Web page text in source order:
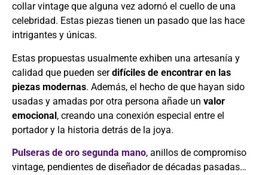
collar vintage que alguna vez adornó el cuello de una
celebridad. Estas piezas tienen un pasado que las hace
intrigantes y únicas.
Estas propuestas usualmente exhiben una artesanía y
calidad que pueden serdifíciles de encontrar en las
piezas modernas. Además, el hecho de que hayan sido
usadas y amadas por otra persona añade un valor
emocional, creando una conexión especial entre el
portador y la historia detrás de la joya.
Pulseras de oro segunda mano, anillos de compromiso
vintage, pendientes de diseñador de décadas pasadas…